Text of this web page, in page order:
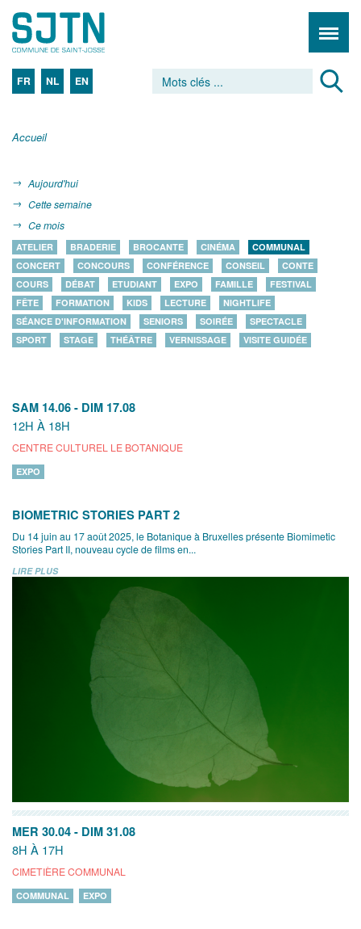
FR NL EN
Accueil
Aujourd'hui
Cette semaine
Ce mois
ATELIER BRADERIE BROCANTE CINÉMA
COMMUNAL
CONCERT
CONCOURS CONFÉRENCE CONSEIL
CONTE
COURS
DÉBAT ETUDIANT EXPO FAMILLE
FESTIVAL
FÊTE
FORMATION KIDS LECTURE
NIGHTLIFE
SÉANCE D'INFORMATION
SENIORS SOIRÉE
SPECTACLE
SPORT
STAGE THÉÂTRE VERNISSAGE VISITE GUIDÉE
SAM 14.06 - DIM 17.08
12H À 18H
CENTRE CULTUREL LE BOTANIQUE
EXPO
BIOMETRIC STORIES PART 2
Du 14 juin au 17 août 2025, le Botanique à Bruxelles présente Biomimetic
Stories Part II, nouveau cycle de films en...
LIRE PLUS
MER 30.04 - DIM 31.08
8H À 17H
CIMETIÈRE COMMUNAL
COMMUNAL EXPO